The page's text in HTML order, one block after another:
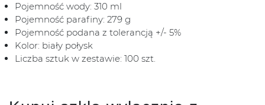
Pojemność wody: 310 ml
Pojemność parafiny: 279 g
Pojemność podana z tolerancją +/- 5%
Kolor: biały połysk
Liczba sztuk w zestawie: 100 szt.